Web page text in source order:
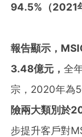
94.5% （2021
報告顯示，
3.48億元， 全
宗，2020年為
險兩大類別於
步提升客戶對